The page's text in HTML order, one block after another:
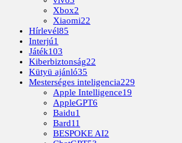
Xbox2
Xiaomi22
Hírlevél85
Interjú1
Játék103
Kiberbiztonság22
Kütyü ajánló35
Mesterséges inteligencia229
Apple Intelligence19
AppleGPT6
Baidu1
Bard11
BESPOKE AI2